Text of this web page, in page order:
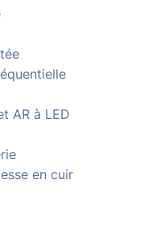
AR à LED
en cuir